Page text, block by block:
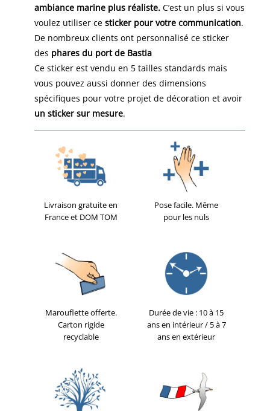
ambiance marine plus réaliste.C’est un plus si vous
voulez utiliser ce sticker pour votre communication.
De nombreux clients ont personnalisé ce sticker
des phares du port de Bastia
Ce sticker est vendu en 5 tailles standards mais
vous pouvez aussi donner des dimensions
spécifiques pour votre projet de décoration et avoir
un sticker sur mesure.
Livraison gratuite en
France et DOM TOM
Pose facile. Même
pour les nuls
Marouflette offerte.
Carton rigide
recyclable
Durée de vie : 10 à 15
ans en intérieur / 5 à 7
ans en extérieur